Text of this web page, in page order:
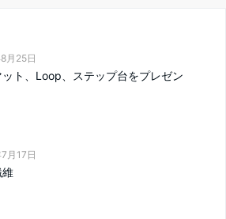
月25日
ット、Loop、ステップ台をプレゼン
月17日
維